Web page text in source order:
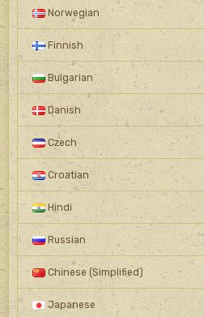
Norwegian
Finnish
Bulgarian
Danish
Czech
Croatian
Hindi
Russian
Chinese (Simplified)
Japanese